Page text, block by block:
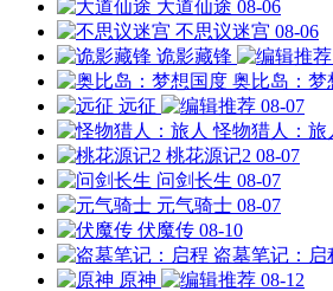
大道仙途 08-06
不思议迷宫 08-06
诡影藏锋
奥比岛：梦
远征
08-07
怪物猎人：旅
桃花源记2 08-07
问剑长生 08-07
元气骑士 08-07
伏魔传 08-10
盗墓笔记：启
原神
08-12